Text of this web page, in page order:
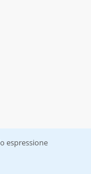
espressione